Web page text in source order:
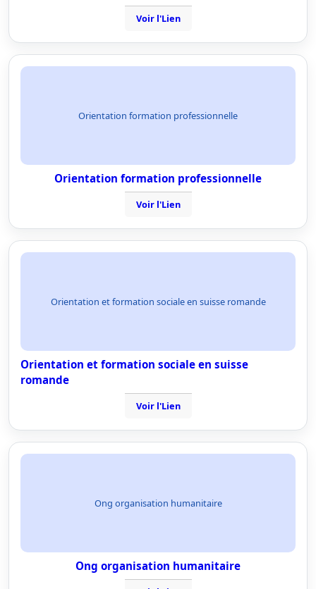
Voir l'Lien
Orientation formation professionnelle
Orientation formation professionnelle
Voir l'Lien
Orientation et formation sociale en suisse romande
Orientation et formation sociale en suisse
romande
Voir l'Lien
Ong organisation humanitaire
Ong organisation humanitaire